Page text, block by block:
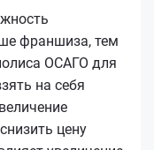
франшиза, тем
ОСАГО для
на себя
цену